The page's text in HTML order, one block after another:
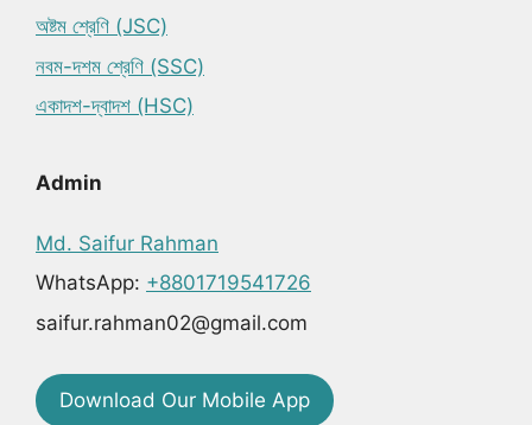
অষ্টম শ্রেণি (JSC)
নবম-দশম শ্রেণি (SSC)
একাদশ-দ্বাদশ (HSC)
Admin
Md. Saifur Rahman
WhatsApp: +8801719541726
saifur.rahman02@gmail.com
Download Our Mobile App